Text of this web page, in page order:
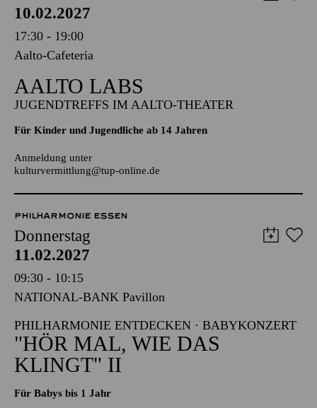
AALTO BALLETT ESSEN
Mittwoch
10.02.2027
17:30 - 19:00
Aalto-Cafeteria
AALTO LABS
Für Kinder und Jugendliche ab 14 Jahren
kulturvermittlung@tup-online.de
PHILHARMONIE ESSEN
Donnerstag
11.02.2027
09:30 - 10:15
NATIONAL-BANK Pavillon
PHILHARMONIE ENTDECKEN · BABYKONZERT
"HÖR MAL, WIE DAS